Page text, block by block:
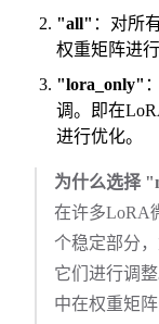
"all" ：对所
权重矩阵进
"lora_only"
调。即在
进行优化。
为什么选择
在许多LoRA
个稳定部分
它们进行调
中在权重矩